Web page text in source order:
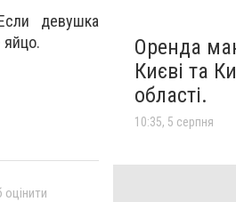
девушка
яйцо.
Оренда
Києві та
області.
10:35, 5 серпня